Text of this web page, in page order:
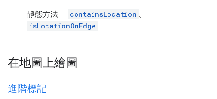
靜態方法： containsLocation 、
isLocationOnEdge
在地圖上繪圖
進階標記